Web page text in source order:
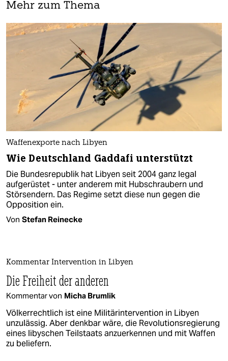
Mehr zum Thema
Waffenexporte nach Libyen
Wie Deutschland Gaddafi unterstützt
Die Bundesrepublik hat Libyen seit 2004 ganz legal
aufgerüstet - unter anderem mit Hubschraubern und
Störsendern. Das Regime setzt diese nun gegen die
Opposition ein.
Von Stefan Reinecke
Kommentar Intervention in Libyen
Die Freiheit der anderen
Kommentar von Micha Brumlik
Völkerrechtlich ist eine Militärintervention in Libyen
unzulässig. Aber denkbar wäre, die Revolutionsregierung
eines libyschen Teilstaats anzuerkennen und mit Waffen
zu beliefern.